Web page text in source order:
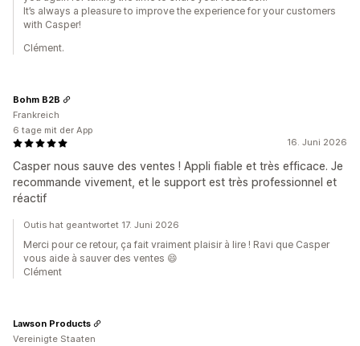
It’s always a pleasure to improve the experience for your customers
with Casper!
Clément.
16. Juni 2026
Casper nous sauve des ventes ! Appli fiable et très efficace. Je
recommande vivement, et le support est très professionnel et
réactif
Bohm B2B
Frankreich
6 tage mit der App
Outis hat geantwortet 17. Juni 2026
Merci pour ce retour, ça fait vraiment plaisir à lire ! Ravi que Casper
vous aide à sauver des ventes 😄
Clément
Lawson Products
Vereinigte Staaten